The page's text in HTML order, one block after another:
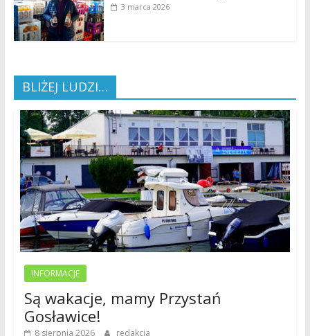
3 marca 2026
BLIŻEJ LUDZI…
INFORMACJE
Są wakacje, mamy Przystań
Gosławice!
8 sierpnia 2026 redakcja